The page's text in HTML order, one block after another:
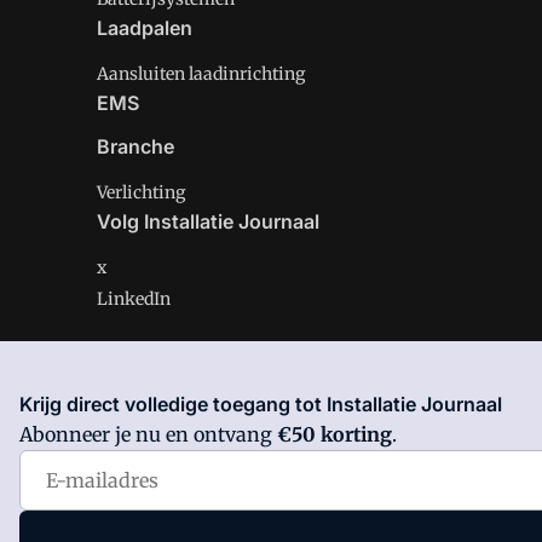
Laadpalen
Aansluiten laadinrichting
EMS
Branche
Verlichting
Volg Installatie Journaal
x
LinkedIn
Installatie Journaal is onderdeel van VMN media. Lees in
VoorwaardenenPrivacy en Cookie beleid
Krijg direct volledige toegang tot Installatie Journaal
Abonneer je nu en ontvang €50 korting.